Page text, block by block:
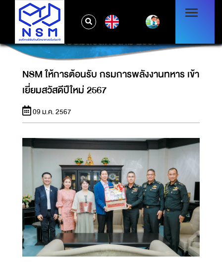
NSM ให้การต้อนรับ กรมการพลังงานทหาร เข้า
เยี่ยมสวัสดีปีใหม่ 2567
NSM ให้การต้อนรับ กรมการพลังงานทหาร เข้า
เยี่ยมสวัสดีปีใหม่ 2567
09 ม.ค. 2567